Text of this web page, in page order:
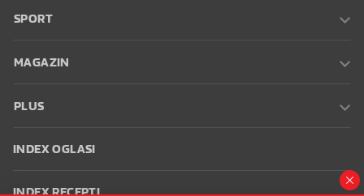
SPORT
MAGAZIN
PLUS
INDEX OGLASI
INDEX RECEPTI